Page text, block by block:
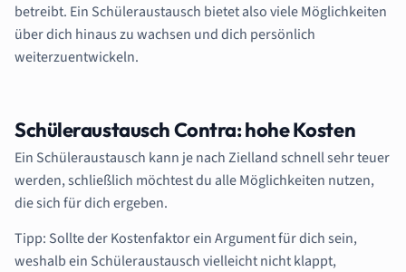
betreibt. Ein Schüleraustausch bietet also viele Möglichkeiten
über dich hinaus zu wachsen und dich persönlich
weiterzuentwickeln.
Schüleraustausch Contra: hohe Kosten
Ein Schüleraustausch kann je nach Zielland schnell sehr teuer
werden, schließlich möchtest du alle Möglichkeiten nutzen,
die sich für dich ergeben.
Tipp: Sollte der Kostenfaktor ein Argument für dich sein,
weshalb ein Schüleraustausch vielleicht nicht klappt,